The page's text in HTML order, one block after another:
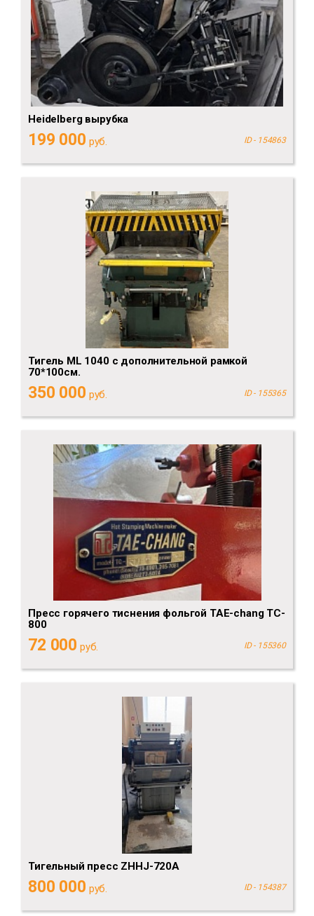
Heidelberg вырубка
199 000 руб. ID - 154863
Тигель ML 1040 с дополнительной рамкой
70*100см.
350 000 руб. ID - 155365
Пресс горячего тиснения фольгой TAE-chang TC-
800
72 000 руб. ID - 155360
Тигельный пресс ZHHJ-720A
800 000 руб. ID - 154387